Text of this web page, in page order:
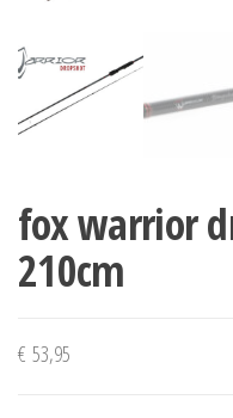
fox warrior
210cm
€ 53,95